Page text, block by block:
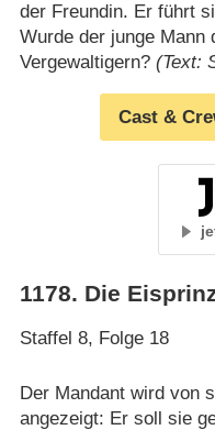
der Freundin. Er führt
Wurde der junge Mann
Vergewaltigern? (Text:
Cast &
1178. Die
Staffel 8, Folge 18
Der Mandant wird von
angezeigt: Er soll sie